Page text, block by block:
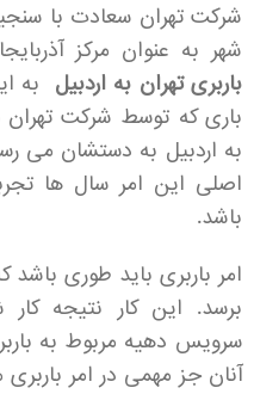
شرکت تهران سعادت با
شهر به عنوان مرکز
باربری تهران به اردبیل به
باری که توسط شرکت تهران
به اردبیل به دستشان می
اصلی این امر سال ها
باشد.
امر باربری باید طوری
برسد. این کار نتیجه
سرویس دهیه مربوط به
آنان جز مهمی در امر